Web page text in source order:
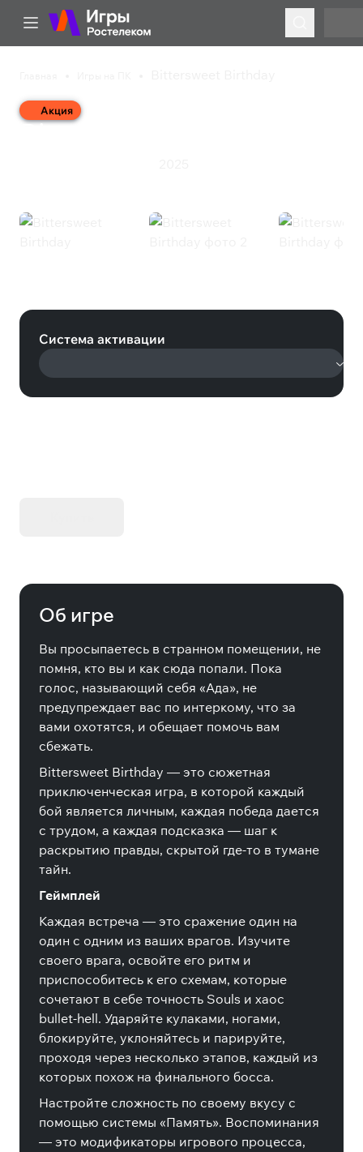
Акция
Bittersweet Birthday
Система активации
Об игре
Вы просыпаетесь в странном помещении, не
помня, кто вы и как сюда попали. Пока
голос, называющий себя «Ада», не
предупреждает вас по интеркому, что за
вами охотятся, и обещает помочь вам
сбежать.
Bittersweet Birthday — это сюжетная
приключенческая игра, в которой каждый
бой является личным, каждая победа дается
с трудом, а каждая подсказка — шаг к
раскрытию правды, скрытой где-то в тумане
тайн.
Геймплей
Каждая встреча — это сражение один на
один с одним из ваших врагов. Изучите
своего врага, освойте его ритм и
приспособитесь к его схемам, которые
сочетают в себе точность Souls и хаос
bullet-hell. Ударяйте кулаками, ногами,
блокируйте, уклоняйтесь и парируйте,
проходя через несколько этапов, каждый из
которых похож на финального босса.
Настройте сложность по своему вкусу с
помощью системы «Память». Воспоминания
— это модификаторы игрового процесса,